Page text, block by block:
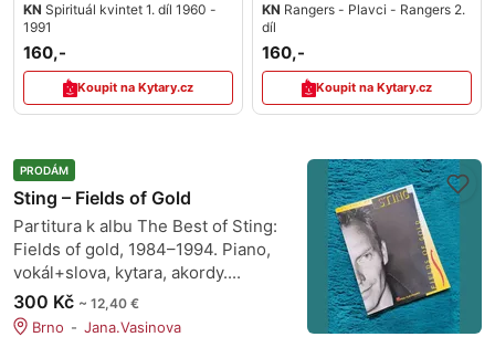
KN Spirituál kvintet 1. díl 1960 -
1991
160,-
Koupit na Kytary.cz
KN Rangers - Plavci - Rangers 2.
díl
160,-
Koupit na Kytary.cz
PRODÁM
Sting – Fields of Gold
Partitura k albu The Best of Sting:
Fields of gold, 1984–1994. Piano,
vokál+slova, kytara, akordy....
300 Kč ~ 12,40 €
Brno
Jana.Vasinova